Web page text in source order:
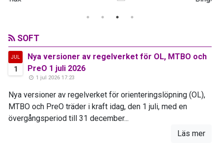
SOFT
JUL
1
Nya versioner av regelverket för OL, MTBO och
PreO 1 juli 2026
1 jul 2026 17:23
Nya versioner av regelverket för orienteringslöpning (OL),
MTBO och PreO träder i kraft idag, den 1 juli, med en
övergångsperiod till 31 december...
Läs mer